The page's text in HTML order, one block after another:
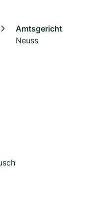
Amtsgericht
Neuss